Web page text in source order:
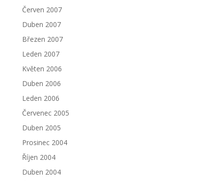
Červen 2007
Duben 2007
Březen 2007
Leden 2007
Květen 2006
Duben 2006
Leden 2006
Červenec 2005
Duben 2005
Prosinec 2004
Říjen 2004
Duben 2004